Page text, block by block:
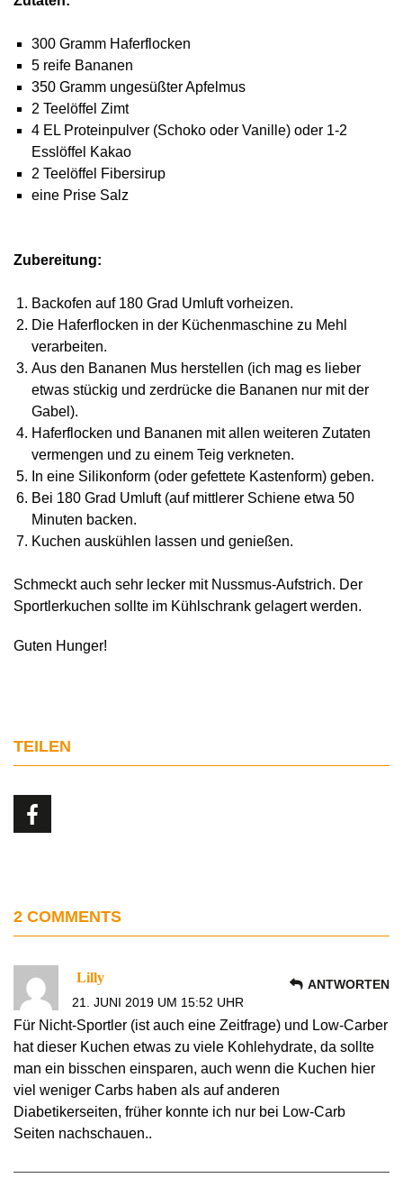
300 Gramm Haferflocken
5 reife Bananen
350 Gramm ungesüßter Apfelmus
2 Teelöffel Zimt
4 EL Proteinpulver (Schoko oder Vanille) oder 1-2
Esslöffel Kakao
2 Teelöffel Fibersirup
eine Prise Salz
Zubereitung:
Backofen auf 180 Grad Umluft vorheizen.
Die Haferflocken in der Küchenmaschine zu Mehl
verarbeiten.
Aus den Bananen Mus herstellen (ich mag es lieber
etwas stückig und zerdrücke die Bananen nur mit der
Gabel).
Haferflocken und Bananen mit allen weiteren Zutaten
vermengen und zu einem Teig verkneten.
In eine Silikonform (oder gefettete Kastenform) geben.
Bei 180 Grad Umluft (auf mittlerer Schiene etwa 50
Minuten backen.
Kuchen auskühlen lassen und genießen.
Schmeckt auch sehr lecker mit Nussmus-Aufstrich. Der
Sportlerkuchen sollte im Kühlschrank gelagert werden.
Guten Hunger!
TEILEN
2 COMMENTS
Lilly
21. JUNI 2019 UM 15:52 UHR
Für Nicht-Sportler (ist auch eine Zeitfrage) und Low-Carber
hat dieser Kuchen etwas zu viele Kohlehydrate, da sollte
man ein bisschen einsparen, auch wenn die Kuchen hier
viel weniger Carbs haben als auf anderen
Diabetikerseiten, früher konnte ich nur bei Low-Carb
Seiten nachschauen..
ANTWORTEN